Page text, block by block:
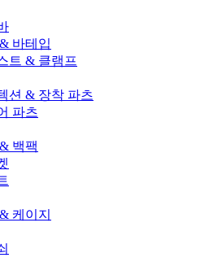
바테입
트 & 클램프
션 & 장착 파츠
파츠
백팩
케이지